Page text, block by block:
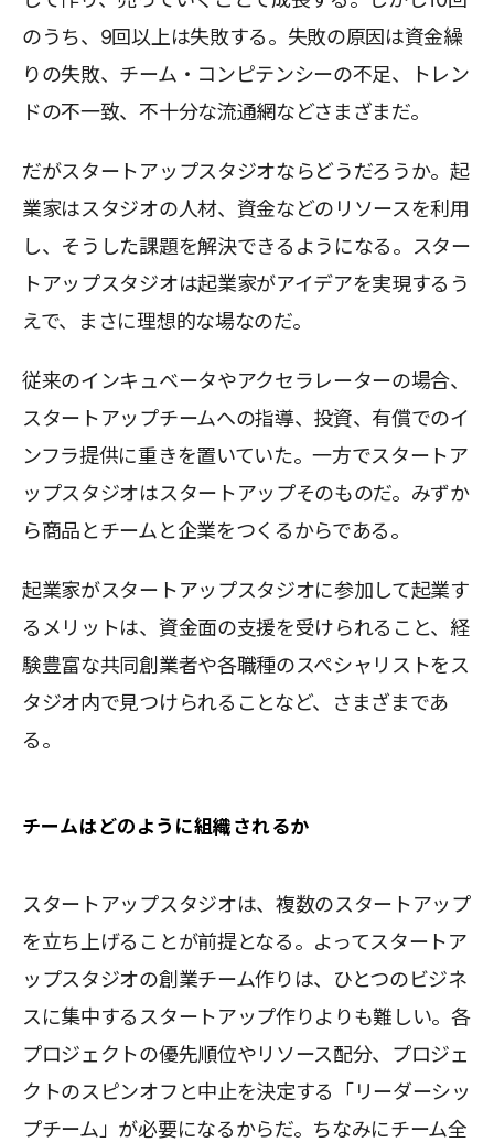
のうち、9回以上は失敗する。失敗の原因は資金繰
りの失敗、チーム・コンピテンシーの不足、トレン
ドの不一致、不十分な流通網などさまざまだ。
だがスタートアップスタジオならどうだろうか。起
業家はスタジオの人材、資金などのリソースを利用
し、そうした課題を解決できるようになる。スター
トアップスタジオは起業家がアイデアを実現するう
えで、まさに理想的な場なのだ。
従来のインキュベータやアクセラレーターの場合、
スタートアップチームへの指導、投資、有償でのイ
ンフラ提供に重きを置いていた。一方でスタートア
ップスタジオはスタートアップそのものだ。みずか
ら商品とチームと企業をつくるからである。
起業家がスタートアップスタジオに参加して起業す
るメリットは、資金面の支援を受けられること、経
験豊富な共同創業者や各職種のスペシャリストをス
タジオ内で見つけられることなど、さまざまであ
る。
チームはどのように組織されるか
スタートアップスタジオは、複数のスタートアップ
を立ち上げることが前提となる。よってスタートア
ップスタジオの創業チーム作りは、ひとつのビジネ
スに集中するスタートアップ作りよりも難しい。各
プロジェクトの優先順位やリソース配分、プロジェ
クトのスピンオフと中止を決定する「リーダーシッ
プチーム」が必要になるからだ。ちなみにチーム全